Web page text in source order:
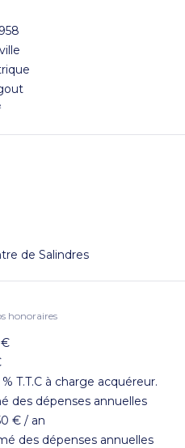
de Salindres
honoraires
€
T.T.C à charge acquéreur.
des dépenses annuelles
€ / an
des dépenses annuelles
photos
photos